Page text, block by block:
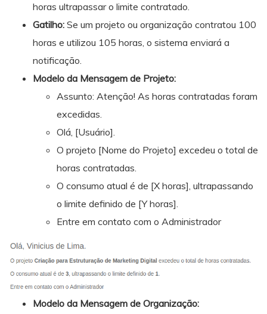
horas ultrapassar o limite contratado.
Gatilho: Se um projeto ou organização contratou 100
horas e utilizou 105 horas, o sistema enviará a
notificação.
Modelo da Mensagem de Projeto:
Assunto: Atenção! As horas contratadas foram
excedidas.
Olá, [Usuário].
O projeto [Nome do Projeto] excedeu o total de
horas contratadas.
O consumo atual é de [X horas], ultrapassando
o limite definido de [Y horas].
Entre em contato com o Administrador
Modelo da Mensagem de Organização: